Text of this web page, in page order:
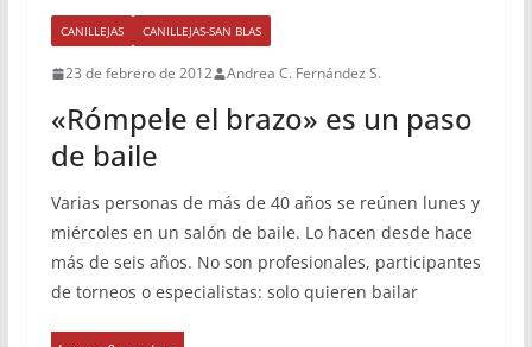
CANILLEJAS CANILLEJAS-SAN BLAS
23 de febrero de 2012 Andrea C. Fernández S.
«Rómpele el brazo» es un paso
de baile
Varias personas de más de 40 años se reúnen lunes y
miércoles en un salón de baile. Lo hacen desde hace
más de seis años. No son profesionales, participantes
de torneos o especialistas: solo quieren bailar